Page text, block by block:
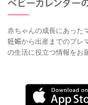
赤ちゃんの成長にあった
妊娠から出産までのプレ
の生活に役立つ情報をお